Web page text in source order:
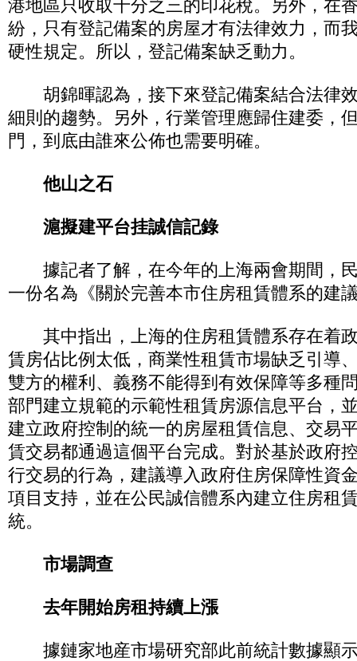
港地區只收取千分之三的印花稅。另外，在
紛，只有登記備案的房屋才有法律效力，而
硬性規定。所以，登記備案缺乏動力。
胡錦暉認為，接下來登記備案結合法律
細則的趨勢。另外，行業管理應歸住建委，
門，到底由誰來公佈也需要明確。
他山之石
滬擬建平台挂誠信記錄
據記者了解，在今年的上海兩會期間，
一份名為《關於完善本市住房租賃體系的建
其中指出，上海的住房租賃體系存在着
賃房佔比例太低，商業性租賃市場缺乏引導
雙方的權利、義務不能得到有效保障等多種
部門建立規範的示範性租賃房源信息平台，
建立政府控制的統一的房屋租賃信息、交易
賃交易都通過這個平台完成。對於基於政府
行交易的行為，建議導入政府住房保障性資
項目支持，並在公民誠信體系內建立住房租
統。
市場調查
去年開始房租持續上漲
據鏈家地産市場研究部此前統計數據顯